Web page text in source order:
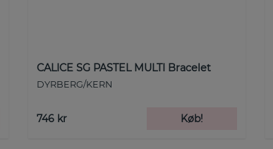
CALICE SG PASTEL MULTI Bracelet
DYRBERG/KERN
746 kr Køb!